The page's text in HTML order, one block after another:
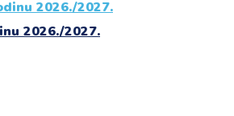
2026./2027.